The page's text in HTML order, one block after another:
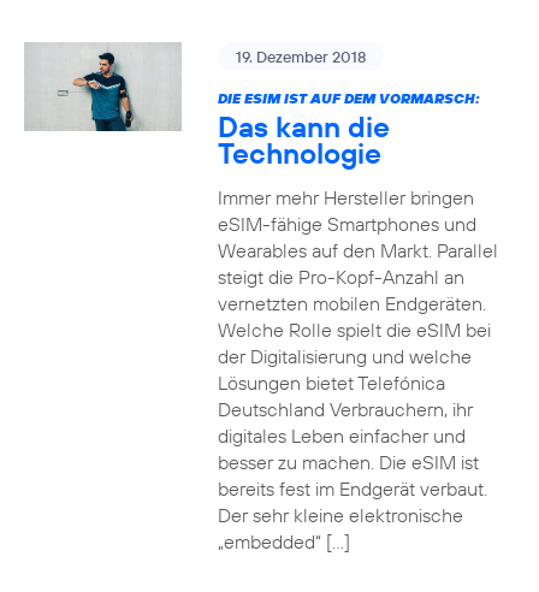
19. Dezember 2018
DIE ESIM IST AUF DEM VORMARSCH:
Das kann die
Technologie
Immer mehr Hersteller bringen
eSIM-fähige Smartphones und
Wearables auf den Markt. Parallel
steigt die Pro-Kopf-Anzahl an
vernetzten mobilen Endgeräten.
Welche Rolle spielt die eSIM bei
der Digitalisierung und welche
Lösungen bietet Telefónica
Deutschland Verbrauchern, ihr
digitales Leben einfacher und
besser zu machen. Die eSIM ist
bereits fest im Endgerät verbaut.
Der sehr kleine elektronische
„embedded“ […]